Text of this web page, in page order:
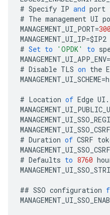
# Specify IP and port
# The management UI
MANAGEMENT_UI_PORT=
MANAGEMENT_UI_IP=$IP2
# Set to 'OPDK' to
MANAGEMENT_UI_APP_ENV=
# Disable TLS on the
MANAGEMENT_UI_SCHEME=
# Location of Edge UI .
# Duration of CSRF
# Defaults to 8760
## SSO configuration